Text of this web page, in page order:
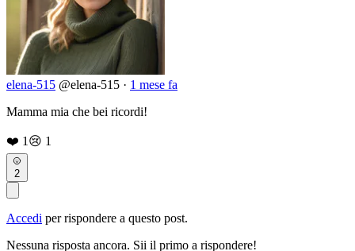
elena-515 @elena-515 · 1 mese fa
Mamma mia che bei ricordi!
❤️ 1😢 1
2
Accedi per rispondere a questo post.
Nessuna risposta ancora. Sii il primo a rispondere!